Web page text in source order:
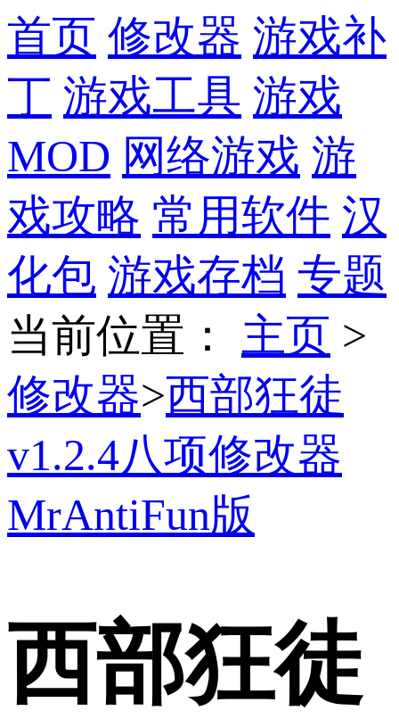
首页 修改器 游戏补
丁 游戏工具 游戏
MOD 网络游戏 游
戏攻略 常用软件 汉
化包 游戏存档 专题
当前位置 ： 主页 >
修改器>西部狂徒
v1.2.4八项修改器
MrAntiFun版
西部狂徒